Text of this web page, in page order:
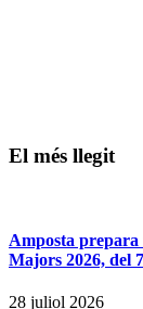
El més llegit
Amposta prepara
Majors 2026, del
28 juliol 2026